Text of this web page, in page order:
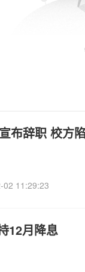
布辞职 校方
02 11:29:23
12月降息